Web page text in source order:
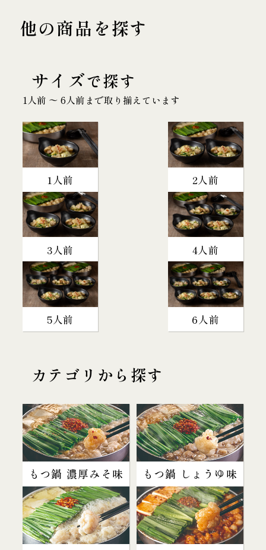
他の商品を探す
サイズで探す
1人前 〜 6人前まで取り揃えています
1人前 2人前
3人前 4人前
5人前 6人前
カテゴリから探す
もつ鍋 濃厚みそ味 もつ鍋 しょうゆ味